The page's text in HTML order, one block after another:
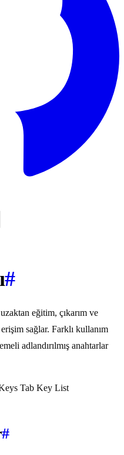
#
eğitim, çıkarım ve
sağlar. Farklı kullanım
adlandırılmış anahtarlar
#